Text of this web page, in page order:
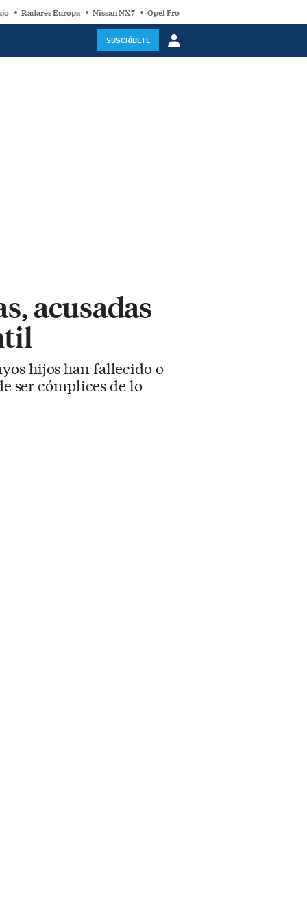
Radares Europa Nissan NX7 Opel Frontera Electric
SUSCRÍBETE
acusadas
hijos han fallecido o
ser cómplices de lo